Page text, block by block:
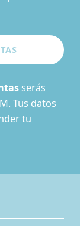
serás
Tus datos
tu